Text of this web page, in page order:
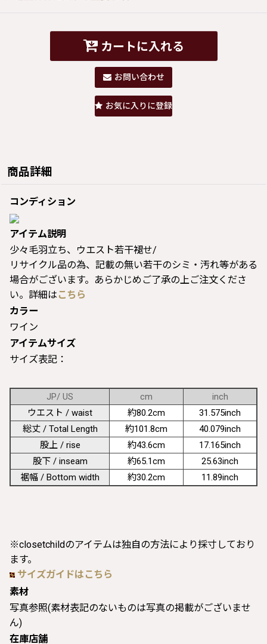
カートに入れる
お問い合わせ
お気に入りに登録
商品詳細
コンディション
アイテム説明
少々毛羽立ち、ウエスト若干褪せ/
リサイクル品の為、記載の無い若干のシミ・汚れ等がある
場合がございます。あらかじめご了承の上ご注文くださ
い。詳細は こちら
カラー
ワイン
アイテムサイズ
サイズ表記：
JP/ US cm
inch
ウエスト / waist
約80.2cm
31.575inch
総丈 / Total Length
約101.8cm
40.079inch
股上 / rise
約43.6cm
17.165inch
股下 / inseam
約65.1cm
25.63inch
裾幅 / Bottom width
約30.2cm 11.89inch
※closetchildのアイテムは独自の方法により採寸しており
ます。
サイズガイドはこちら
素材
写真参照(素材表記のないものは写真の掲載がございませ
ん)
在庫店舗